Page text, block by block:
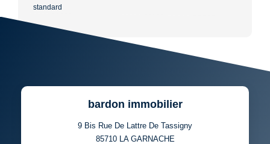
standard
bardon immobilier
9 Bis Rue De Lattre De Tassigny
85710 LA GARNACHE